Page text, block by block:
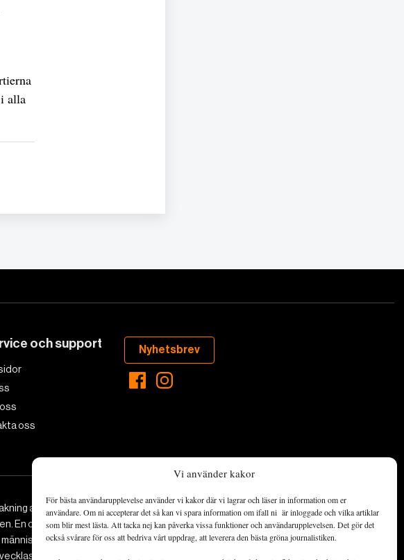
Vi använder kakor
För bästa användarupplevelse använder vi kakor där vi lagrar och läser in information om er
användare. Om ni accepterar det så kan vi spara information om ifall ni är inloggade och vilka artiklar
som blir mest lästa. Att tacka nej kan påverka vissa funktioner och användarupplevelsen. Det gör det
också svårare för oss att bedriva vårt uppdrag, att leverera den bästa gröna journalistiken.
alla
och support
oss
Nyhetsbrev
av det viktigaste som händer
En omställning till ett hållbart
minskade ekonomiska
och frodas.